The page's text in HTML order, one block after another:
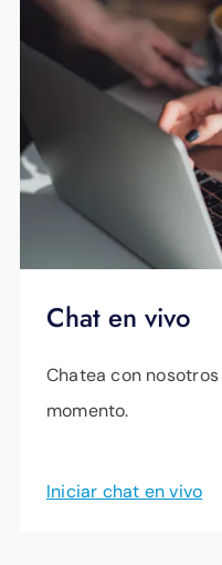
su hogar,
que le ayuda a
experto en
14,99 $ (más
Más información
rendimiento WiFi
experto
$17.99 (más
Chat en vivo
Chatea con
momento.
Iniciar chat en vivo